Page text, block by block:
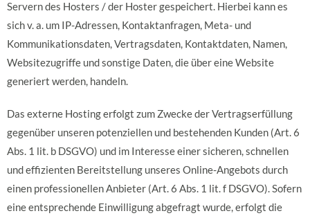
Servern des Hosters / der Hoster gespeichert. Hierbei kann es
sich v. a. um IP-Adressen, Kontaktanfragen, Meta- und
Kommunikationsdaten, Vertragsdaten, Kontaktdaten, Namen,
Websitezugriffe und sonstige Daten, die über eine Website
generiert werden, handeln.
Das externe Hosting erfolgt zum Zwecke der Vertragserfüllung
gegenüber unseren potenziellen und bestehenden Kunden (Art. 6
Abs. 1 lit. b DSGVO) und im Interesse einer sicheren, schnellen
und effizienten Bereitstellung unseres Online-Angebots durch
einen professionellen Anbieter (Art. 6 Abs. 1 lit. f DSGVO). Sofern
eine entsprechende Einwilligung abgefragt wurde, erfolgt die